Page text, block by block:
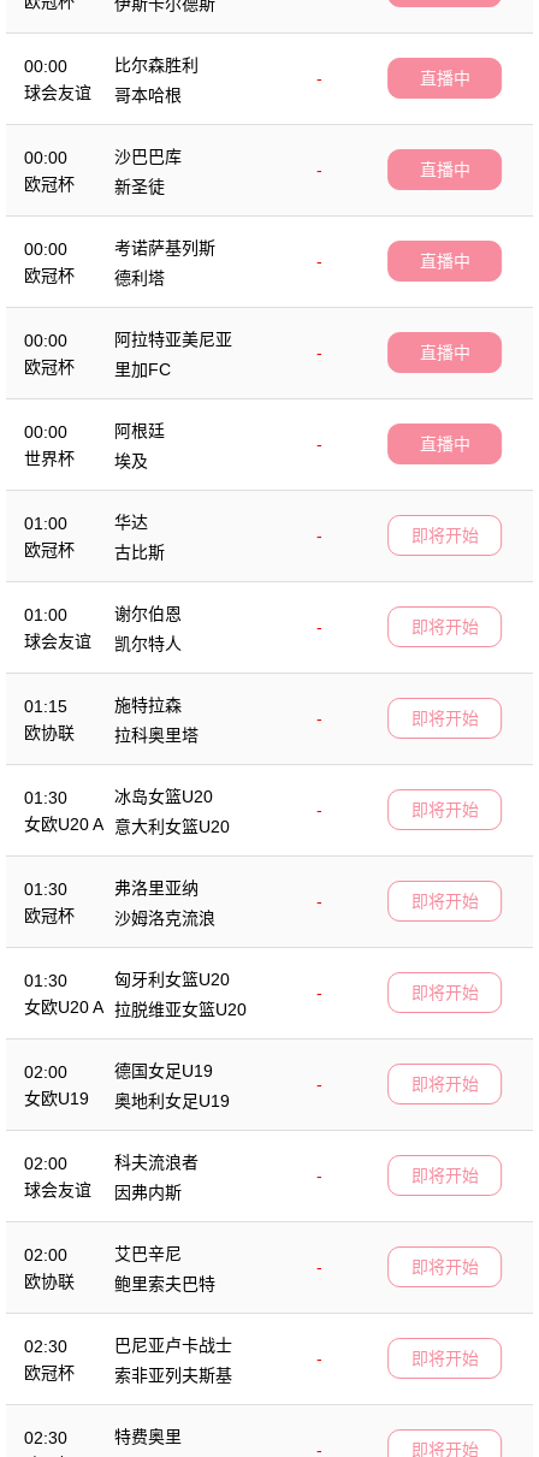
00:00
球会友谊
比尔森胜利
-
哥本哈根
直播中
00:00
欧冠杯
沙巴巴库
-
新圣徒
直播中
00:00
欧冠杯
考诺萨基列斯
-
德利塔
直播中
00:00
欧冠杯
阿拉特亚美尼亚
-
里加FC
直播中
00:00
世界杯
阿根廷
-
埃及
直播中
01:00
欧冠杯
华达
-
古比斯
即将开始
01:00
球会友谊
谢尔伯恩
-
凯尔特人
即将开始
01:15
欧协联
施特拉森
-
拉科奥里塔
即将开始
01:30
女欧U20 A
冰岛女篮U20
-
意大利女篮U20
即将开始
01:30
欧冠杯
弗洛里亚纳
-
沙姆洛克流浪
即将开始
01:30
女欧U20 A
匈牙利女篮U20
-
拉脱维亚女篮U20
即将开始
02:00
女欧U19
德国女足U19
-
奥地利女足U19
即将开始
02:00
球会友谊
科夫流浪者
-
因弗内斯
即将开始
02:00
欧协联
艾巴辛尼
-
鲍里索夫巴特
即将开始
02:30
欧冠杯
巴尼亚卢卡战士
-
索非亚列夫斯基
即将开始
02:30
特费奥里
-
即将开始